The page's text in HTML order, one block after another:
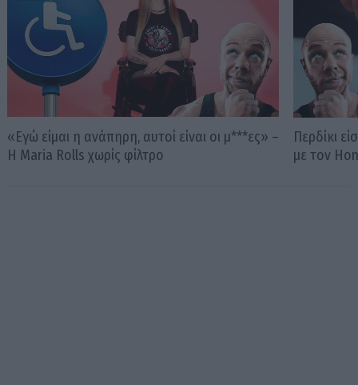
«Εγώ είμαι η ανάπηρη, αυτοί είναι οι μ***ες» –
Η Maria Rolls χωρίς φίλτρο
Περδίκι
με τον